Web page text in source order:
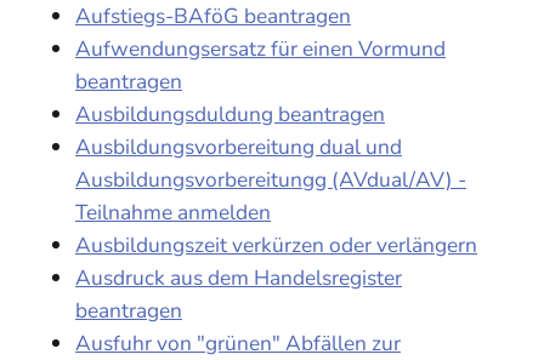
Aufstiegs-BAföG beantragen
Aufwendungsersatz für einen Vormund
beantragen
Ausbildungsduldung beantragen
Ausbildungsvorbereitung dual und
Ausbildungsvorbereitungg (AVdual/AV) -
Teilnahme anmelden
Ausbildungszeit verkürzen oder verlängern
Ausdruck aus dem Handelsregister
beantragen
Ausfuhr von "grünen" Abfällen zur